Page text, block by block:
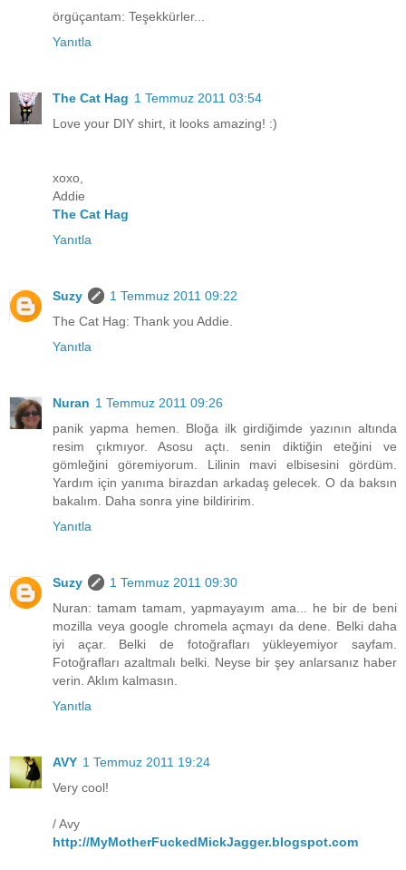
örgüçantam: Teşekkürler...
Yanıtla
The Cat Hag 1 Temmuz 2011 03:54
Love your DIY shirt, it looks amazing! :)
xoxo,
Addie
The Cat Hag
Yanıtla
Suzy
1 Temmuz 2011 09:22
The Cat Hag: Thank you Addie.
Yanıtla
Nuran 1 Temmuz 2011 09:26
panik yapma hemen. Bloğa ilk girdiğimde yazının altında
resim çıkmıyor. Asosu açtı. senin diktiğin eteğini ve
gömleğini göremiyorum. Lilinin mavi elbisesini gördüm.
Yardım için yanıma birazdan arkadaş gelecek. O da baksın
bakalım. Daha sonra yine bildiririm.
Yanıtla
Suzy
1 Temmuz 2011 09:30
Nuran: tamam tamam, yapmayayım ama... he bir de beni
mozilla veya google chromela açmayı da dene. Belki daha
iyi açar. Belki de fotoğrafları yükleyemiyor sayfam.
Fotoğrafları azaltmalı belki. Neyse bir şey anlarsanız haber
verin. Aklım kalmasın.
Yanıtla
AVY 1 Temmuz 2011 19:24
Very cool!
/ Avy
http://MyMotherFuckedMickJagger.blogspot.com